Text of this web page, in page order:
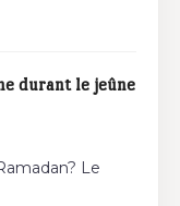
durant le jeûne
Le